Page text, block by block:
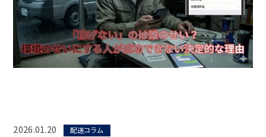
2026.01.20 配送コラム